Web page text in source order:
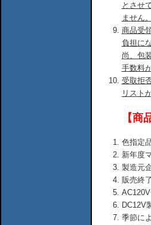
とさせ
ません
商品受
負担に
尚、包
手数料
受取拒
リスト
【商
色指定
新年度
製造元
販売終
DC12V
季節に